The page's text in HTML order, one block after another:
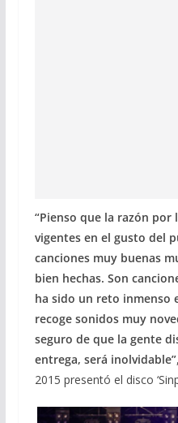
“Pienso que la razón por
vigentes en el gusto del
canciones muy buenas
bien hechas. Son
ha sido un reto inmenso
recoge sonidos muy
seguro de que la gente
entrega, será inolvidable”
2015 presentó el disco